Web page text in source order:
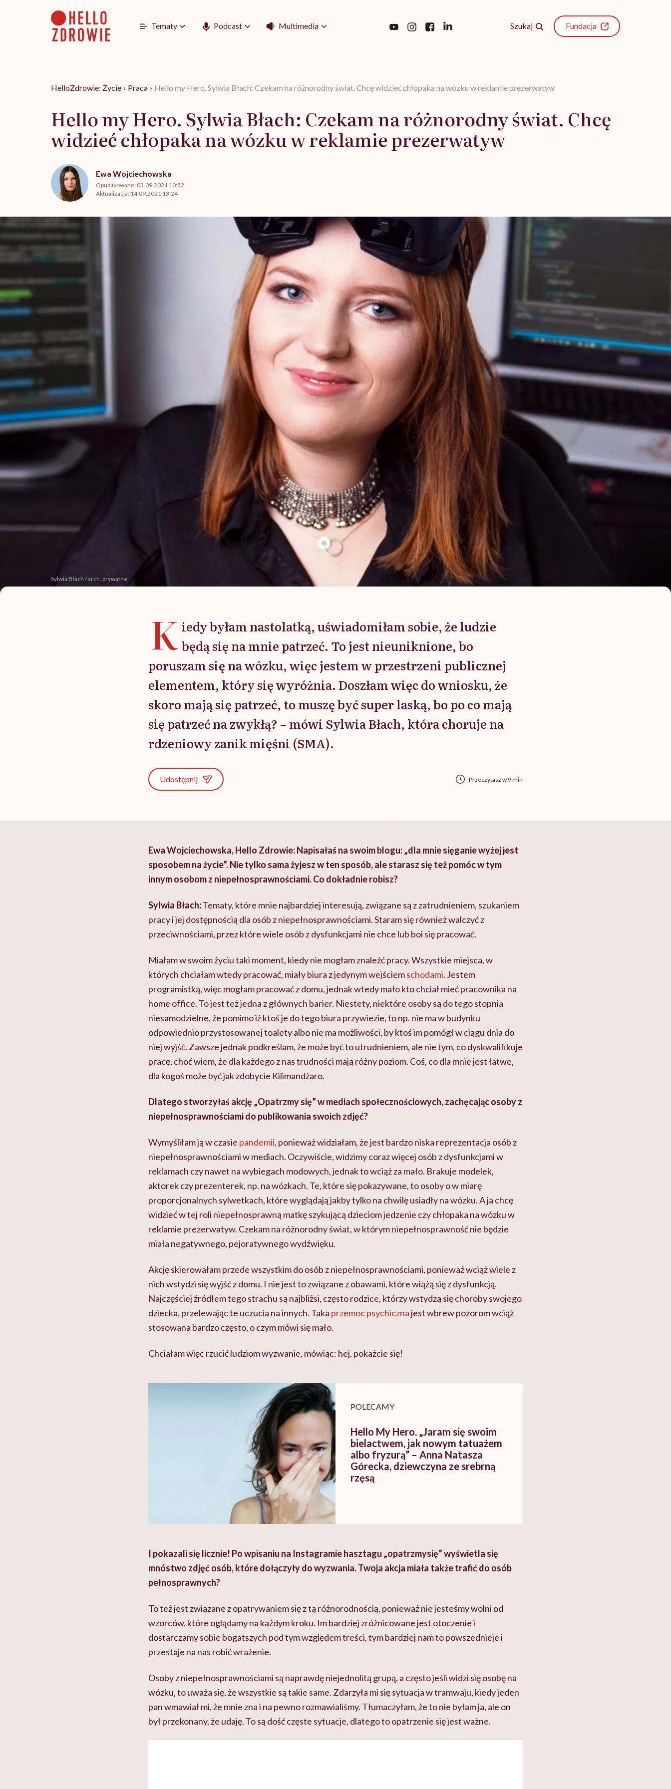
Tematy Podcast Multimedia Szukaj Fundacja
HelloZdrowie: Życie › Praca › Hello my Hero. Sylwia Błach: Czekam na różnorodny świat. Chcę widzieć chłopaka na wózku w reklamie prezerwatyw
Hello my Hero. Sylwia Błach: Czekam na różnorodny świat. Chcę
widzieć chłopaka na wózku w reklamie prezerwatyw
Ewa Wojciechowska
Opublikowano: 03.09.2021 10:52
Aktualizacja: 14.09.2021 13:24
Sylwia Błach / arch. prywatne
K iedy byłam nastolatką, uświadomiłam sobie, że ludzie
będą się na mnie patrzeć. To jest nieuniknione, bo
poruszam się na wózku, więc jestem w przestrzeni publicznej
elementem, który się wyróżnia. Doszłam więc do wniosku, że
skoro mają się patrzeć, to muszę być super laską, bo po co mają
się patrzeć na zwykłą? – mówi Sylwia Błach, która choruje na
rdzeniowy zanik mięśni (SMA).
Udostępnij Przeczytasz w 9 min
Ewa Wojciechowska, Hello Zdrowie: Napisałaś na swoim blogu: „dla mnie sięganie wyżej jest
sposobem na życie”. Nie tylko sama żyjesz w ten sposób, ale starasz się też pomóc w tym
innym osobom z niepełnosprawnościami. Co dokładnie robisz?
Sylwia Błach:Tematy, które mnie najbardziej interesują, związane są z zatrudnieniem, szukaniem
pracy i jej dostępnością dla osób z niepełnosprawnościami. Staram się również walczyć z
przeciwnościami, przez które wiele osób z dysfunkcjami nie chce lub boi się pracować.
Miałam w swoim życiu taki moment, kiedy nie mogłam znaleźć pracy. Wszystkie miejsca, w
których chciałam wtedy pracować, miały biura z jedynym wejściemschodami. Jestem
programistką, więc mogłam pracować z domu, jednak wtedy mało kto chciał mieć pracownika na
home office. To jest też jedna z głównych barier. Niestety, niektóre osoby są do tego stopnia
niesamodzielne, że pomimo iż ktoś je do tego biura przywiezie, to np. nie ma w budynku
odpowiednio przystosowanej toalety albo nie ma możliwości, by ktoś im pomógł w ciągu dnia do
niej wyjść. Zawsze jednak podkreślam, że może być to utrudnieniem, ale nie tym, co dyskwalifikuje
pracę, choć wiem, że dla każdego z nas trudności mają różny poziom. Coś, co dla mnie jest łatwe,
dla kogoś może być jak zdobycie Kilimandżaro.
Dlatego stworzyłaś akcję „Opatrzmy się” w mediach społecznościowych, zachęcając osoby z
niepełnosprawnościami do publikowania swoich zdjęć?
Wymyśliłam ją w czasie pandemii, ponieważ widziałam, że jest bardzo niska reprezentacja osób z
niepełnosprawnościami w mediach. Oczywiście, widzimy coraz więcej osób z dysfunkcjami w
reklamach czy nawet na wybiegach modowych, jednak to wciąż za mało. Brakuje modelek,
aktorek czy prezenterek, np. na wózkach. Te, które się pokazywane, to osoby o w miarę
proporcjonalnych sylwetkach, które wyglądają jakby tylko na chwilę usiadły na wózku. A ja chcę
widzieć w tej roli niepełnosprawną matkę szykującą dzieciom jedzenie czy chłopaka na wózku w
reklamie prezerwatyw. Czekam na różnorodny świat, w którym niepełnosprawność nie będzie
miała negatywnego, pejoratywnego wydźwięku.
Akcję skierowałam przede wszystkim do osób z niepełnosprawnościami, ponieważ wciąż wiele z
nich wstydzi się wyjść z domu. I nie jest to związane z obawami, które wiążą się z dysfunkcją.
Najczęściej źródłem tego strachu są najbliżsi, często rodzice, którzy wstydzą się choroby swojego
dziecka, przelewając te uczucia na innych. Taka przemoc psychicznajest wbrew pozorom wciąż
stosowana bardzo często, o czym mówi się mało.
Chciałam więc rzucić ludziom wyzwanie, mówiąc: hej, pokażcie się!
POLECAMY
Hello My Hero. „Jaram się swoim
bielactwem, jak nowym tatuażem
albo fryzurą” – Anna Natasza
Górecka, dziewczyna ze srebrną
rzęsą
I pokazali się licznie! Po wpisaniu na Instagramie hasztagu „opatrzmysię” wyświetla się
mnóstwo zdjęć osób, które dołączyły do wyzwania. Twoja akcja miała także trafić do osób
pełnosprawnych?
To też jest związane z opatrywaniem się z tą różnorodnością, ponieważ nie jesteśmy wolni od
wzorców, które oglądamy na każdym kroku. Im bardziej zróżnicowane jest otoczenie i
dostarczamy sobie bogatszych pod tym względem treści, tym bardziej nam to powszednieje i
przestaje na nas robić wrażenie.
Osoby z niepełnosprawnościami są naprawdę niejednolitą grupą, a często jeśli widzi się osobę na
wózku, to uważa się, że wszystkie są takie same. Zdarzyła mi się sytuacja w tramwaju, kiedy jeden
pan wmawiał mi, że mnie zna i na pewno rozmawialiśmy. Tłumaczyłam, że to nie byłam ja, ale on
był przekonany, że udaję. To są dość częste sytuacje, dlatego to opatrzenie się jest ważne.